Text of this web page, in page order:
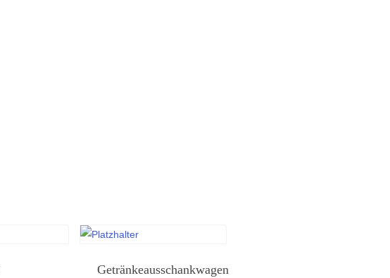
Getränkeausschankwagen